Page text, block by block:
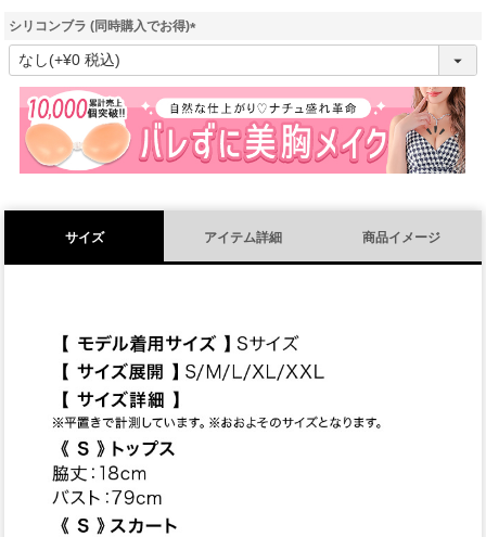
シリコンブラ (同時購入でお得)
(
須
)
サイズ アイテム詳細 商品イメージ